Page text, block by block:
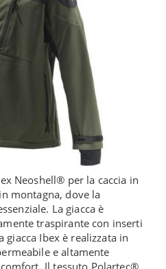
Neoshell® per la caccia in
montagna, dove la
La giacca è
traspirante con inserti
giacca Ibex è realizzata in
e altamente
Il tessuto Polartec®